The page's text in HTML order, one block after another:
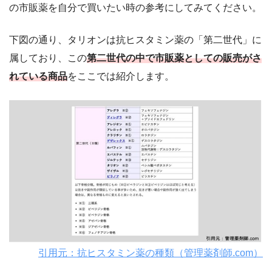
の市販薬を自分で買いたい時の参考にしてみてください。
下図の通り、タリオンは抗ヒスタミン薬の「第二世代」に
属しており、この第二世代の中で市販薬としての販売がさ
れている商品をここでは紹介します。
引用元：抗ヒスタミン薬の種類（管理薬剤師.com）